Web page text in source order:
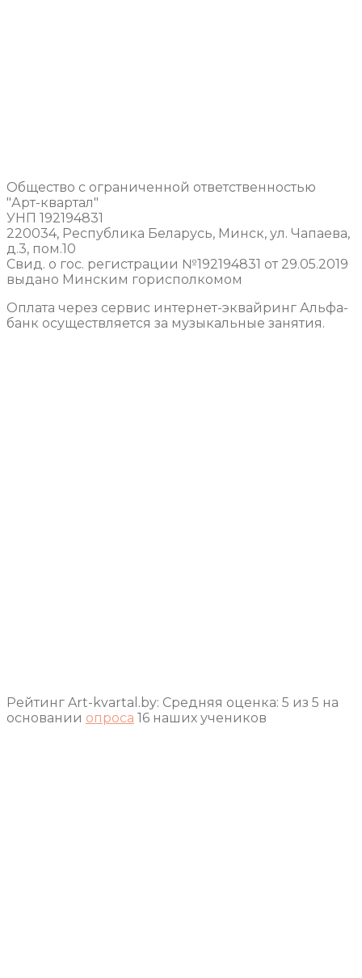
Общество с ограниченной ответственностью
"Арт-квартал"
УНП 192194831
220034, Республика Беларусь, Минск, ул. Чапаева,
д.3, пом.10
Свид. о гос. регистрации №192194831 от 29.05.2019
выдано Минским горисполкомом
Оплата через сервис интернет-эквайринг Альфа-
банк осуществляется за музыкальные занятия.
Рейтинг Art-kvartal.by: Средняя оценка: 5 из 5 на
основании опроса 16 наших учеников